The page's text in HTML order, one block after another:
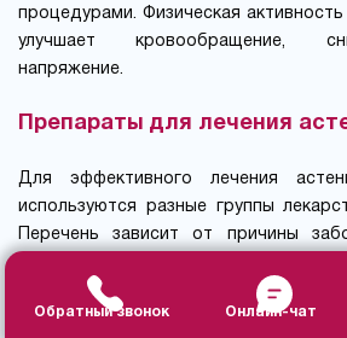
процедурами. Физическая активность
улучшает кровообращение,
напряжение.
Препараты для лечения
Для эффективного лечения
используются разные группы
Перечень зависит от причины
тяжести симптомов.
неправильно подобранные
нежелательным побочным
Обратный звонок Онлайн-чат